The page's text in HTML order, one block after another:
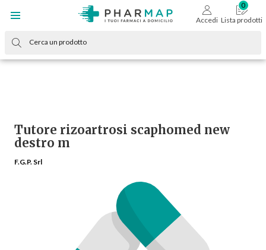
Accedi Lista prodotti
Tutore rizoartrosi scaphomed new
destro m
F.G.P. Srl